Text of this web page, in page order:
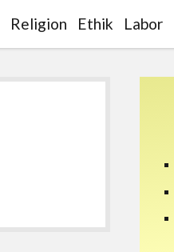
Religion Ethik Labor